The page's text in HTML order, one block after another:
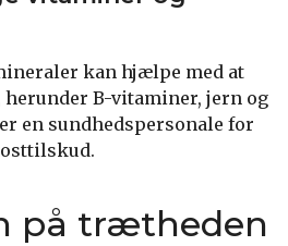
kan hjælpe med at
herunder B-vitaminer, jern og
en sundhedspersonale for
på trætheden